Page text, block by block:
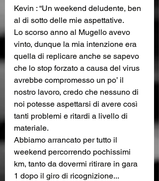
Kevin : “Un weekend deludente, ben
al di sotto delle mie aspettative.
Lo scorso anno al Mugello avevo
vinto, dunque la mia intenzione era
quella di replicare anche se sapevo
che lo stop forzato a causa del virus
avrebbe compromesso un po’ il
nostro lavoro, credo che nessuno di
noi potesse aspettarsi di avere così
tanti problemi e ritardi a livello di
materiale.
Abbiamo arrancato per tutto il
weekend percorrendo pochissimi
km, tanto da dovermi ritirare in gara
1 dopo il giro di ricognizione...